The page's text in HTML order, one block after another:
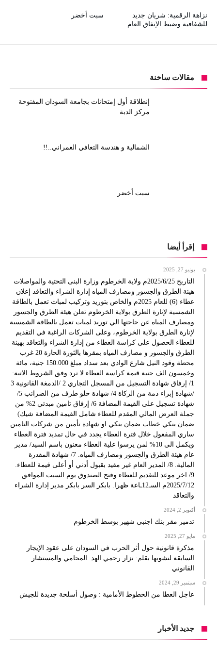
سبت أخضر
نزاهة الرقمية: شريان جديد
للشفافية وضبط الإنفاق العام
مقالات ساخنة
إنطلاقة أول إمتحانات بجامعة السودان المفتوحة
مركز الدبة
الشمالية و هندسة التعافي العمراني..!!
سبت أخضر
إقرأ أيضا
يونيو 27, 2025
التاريخ 2025/6/25م ولاية الخرطوم وزارة البنى التحتية والمواصلات
هيئة الطرق والجسور ومصارف المياه إدارة الشراء والتعاقد إعلان
عطاء (6) للعام 2025م والخاص بتوريد وتركيب لمبات تعمل بالطاقة
الشمسية لإنارة الطرق بولاية الخرطوم تعلن هيئة الطرق والجسور
ومصارف المياه عن حاجتها الي توريد لمبات تعمل بالطاقة الشمسية
لإنارة الطرق بولاية الخرطوم، وعلى الشركات الراغبة في التقديم
للعطاء الحصول على كراسة العطاء من إدارة الشراء والتعاقد بهيئة
الطرق والجسور و مصارف المياه بمقرها بالثورة الحارة 20 غرب
محطة وقود النيل شارع الوادي بعد سداد مبلغ 150.000 جنية، مائة
وخمسون الف جنية قيمة كراسة العطاء لا ترد وفق الشروط الاتية:
1/ إرفاق شهادة التسجيل من المسجل التجاري 2 /الدمغة القانونية 3
/شهادة إبراء ذمة من الزكاة 4/ شهادة خلو طرف من الضرائب 5/
شهادة تسجيل على القيمة المضافة 6/ إرفاق تامين مبدئي 2% من
جملة العرض المالي المقدم للعطاء شامل القيمة المضافة شيك)
ضمان بنكي خطاب ضمان بنكي او شهادة تأمين من شركات التامين
ساري المفعول خلال فترة العطاء يجدد في حال تمديد فترة العطاء
ويكمل الى 10% لمن يرسوا علية العطاء معنون باسم السيد/ مدير
عام هيئة الطرق والجسور ومصارف المياه. 7/ شهادة المقدرة
المالية. 8/ المدير العام غير مقيد بقبول أدني أو أعلى قيمة للعطاء.
9/ اخر موعد للتقديم للعطاء وفتح الصندوق يوم السبت الموافق
2025/7/12م السـ12ـاعة ظهرا. بابكر السر بابكر مدير إدارة الشراء
والتعاقد
أكتوبر 2, 2024
تدمير مقر بنك اجنبي شهير بوسط الخرطوم
مايو 27, 2025
مذكرة قانونية حول أثر الحرب في السودان على عقود الإيجار
السابقة لنشوبها بقلم: نزار رحمي الهد المحامي والمستشار
القانوني
سبتمبر 29, 2024
عاجل العطا من الخطوط الأمامية : وصول أسلحة جديدة للجيش
جديد الأخبار